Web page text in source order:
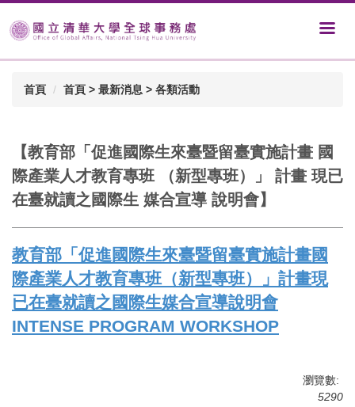
首頁 首頁 > 最新消息 > 各類活動
【教育部「促進國際生來臺暨留臺實施計畫 國
際產業人才教育專班 （新型專班）」 計畫 現已
在臺就讀之國際生 媒合宣導 說明會】
教育部「促進國際生來臺暨留臺實施計畫國
際產業人才教育專班（新型專班）」計畫現
已在臺就讀之國際生媒合宣導說明會
INTENSE PROGRAM WORKSHOP
瀏覽數:
5290